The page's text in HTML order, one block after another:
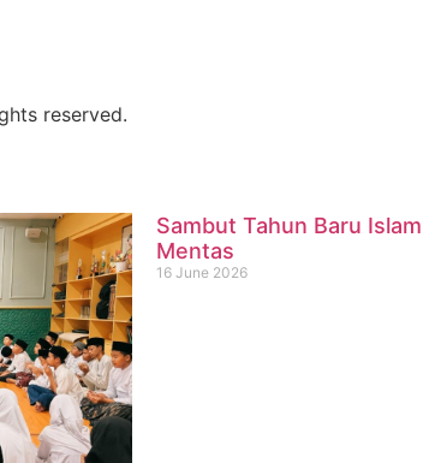
reserved.
Sambut Tahun Baru
Mentas
16 June 2026